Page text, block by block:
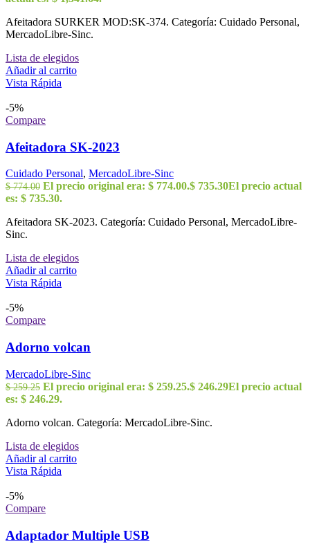
Afeitadora SURKER MOD:SK-374. Categoría: Cuidado Personal,
MercadoLibre-Sinc.
Lista de elegidos
Añadir al carrito
Vista Rápida
-5%
Compare
Afeitadora SK-2023
Cuidado Personal, MercadoLibre-Sinc
$774.00 El precio original era: $ 774.00.$ 735.30El precio actual
es: $ 735.30.
Afeitadora SK-2023. Categoría: Cuidado Personal, MercadoLibre-
Sinc.
Lista de elegidos
Añadir al carrito
Vista Rápida
-5%
Compare
Adorno volcan
MercadoLibre-Sinc
$259.25 El precio original era: $ 259.25.$ 246.29El precio actual
es: $ 246.29.
Adorno volcan. Categoría: MercadoLibre-Sinc.
Lista de elegidos
Añadir al carrito
Vista Rápida
-5%
Compare
Adaptador Multiple USB